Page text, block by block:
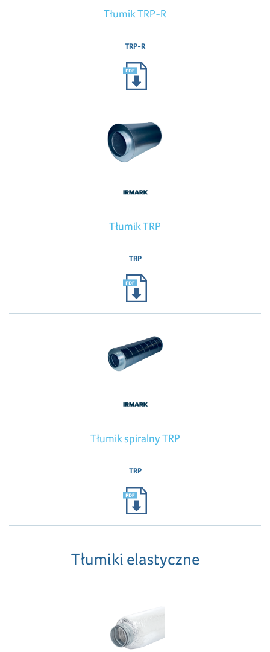
Tłumik TRP-R
TRP-R
Tłumik TRP
TRP
Tłumik spiralny TRP
TRP
Tłumiki elastyczne